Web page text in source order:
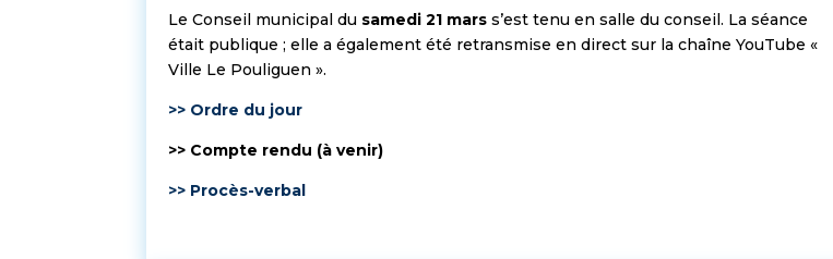
Le Conseil municipal du samedi 21 marss’est tenu en salle du conseil. La séance
était publique ; elle a également été retransmise en direct sur la chaîne YouTube «
Ville Le Pouliguen ».
>> Ordre du jour
>> Compte rendu (à venir)
>> Procès-verbal